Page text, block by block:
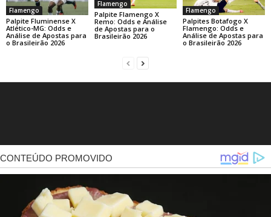
Flamengo
Palpite Fluminense X
Atlético-MG: Odds e
Análise de Apostas para
o Brasileirão 2026
Flamengo
Palpite Flamengo X
Remo: Odds e Análise
de Apostas para o
Brasileirão 2026
Flamengo
Palpites Botafogo X
Flamengo: Odds e
Análise de Apostas para
o Brasileirão 2026